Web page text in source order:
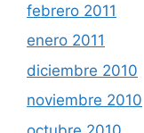
febrero 2011
enero 2011
diciembre 2010
noviembre 2010